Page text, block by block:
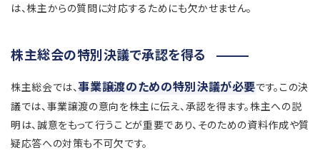
は、株主からの質問に対応するためにも欠かせません。
株主総会の特別決議で承認を得る
株主総会では、事業譲渡のための特別決議が必要です。この決
議では、事業譲渡の意向を株主に伝え、承認を得ます。株主への説
明は、誠意をもって行うことが重要であり、そのための資料作成や質
疑応答への対策も不可欠です。